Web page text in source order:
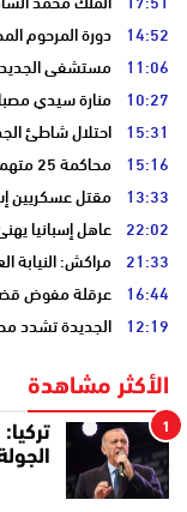
14:52 دورة المرحوم
11:06 مستشفى
10:27 منارة سيدي
15:31 احتلال شاطئ
15:16 محاكمة 25 متهما في قضية الهجرة إلى سبتة
13:33 مقتل عسكريين
22:02 عاهل إسبانيا
21:33 مراكش: النيابة
16:44 عرقلة مفوض
12:19 الجديدة تشدد
الأكثر مشاهدة
1